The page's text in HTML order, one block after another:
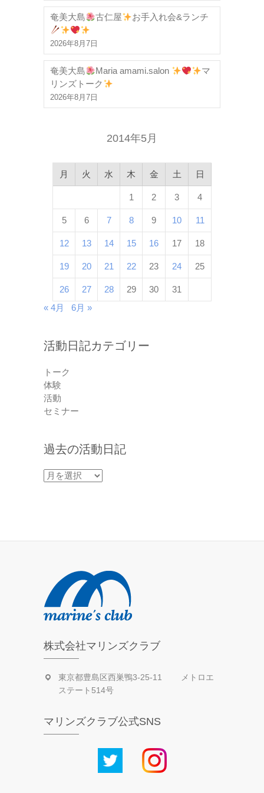
奄美大島 古仁屋 お手入れ会&ランチ
2026年8月7日
奄美大島 Maria amami.salon
マ
リンズトーク
2026年8月7日
2014年5月
月 火 水 木 金 土 日
1 2 3 4
5 6 7 8 9 10 11
12 13 14 15 16 17 18
19 20 21 22 23 24 25
26 27 28 29 30
31
« 4月
6月 »
活動日記カテゴリー
トーク
体験
活動
セミナー
過去の活動日記
過
日
株式会社マリンズクラブ
東京都豊島区西巣鴨3-25-11 メトロエ
ステート514号
マリンズクラブ公式SNS